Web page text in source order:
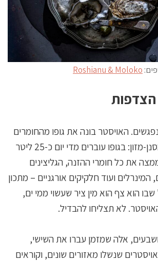
Roshianu & Moloko
האויסטר בונה את גופו מהחומרים
של ריח הים. הוא מסנן-מזון: בגופו עוברים מדי יום כ-25 ליטר
את כל חומרי ההזנה, הגליצינים
המינרלים ועוד חלקיקים אורגניים – מתכון
הוא צף הוא מין ציר שעשוי ממי ים,
לא תצליחו להבדיל.
אלה שמזמן עברו את השישי,
שנשלו מאזורים שונים, וקוראים